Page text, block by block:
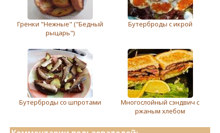
Гренки "Нежные" ("Бедный
рыцарь")
Бутерброды с икрой
Бутерброды со шпротами
Многослойный сэндвич с
ржаным хлeбом